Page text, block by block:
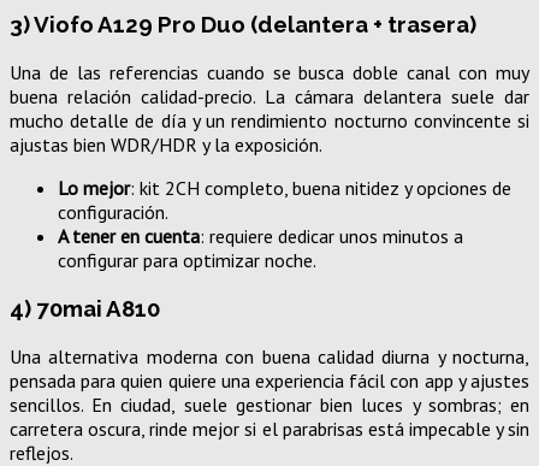
3) Viofo A129 Pro Duo (delantera + trasera)
Una de las referencias cuando se busca doble canal con muy
buena relación calidad-precio. La cámara delantera suele dar
mucho detalle de día y un rendimiento nocturno convincente si
ajustas bien WDR/HDR y la exposición.
Lo mejor: kit 2CH completo, buena nitidez y opciones de
configuración.
A tener en cuenta: requiere dedicar unos minutos a
configurar para optimizar noche.
4) 70mai A810
Una alternativa moderna con buena calidad diurna y nocturna,
pensada para quien quiere una experiencia fácil con app y ajustes
sencillos. En ciudad, suele gestionar bien luces y sombras; en
carretera oscura, rinde mejor si el parabrisas está impecable y sin
reflejos.